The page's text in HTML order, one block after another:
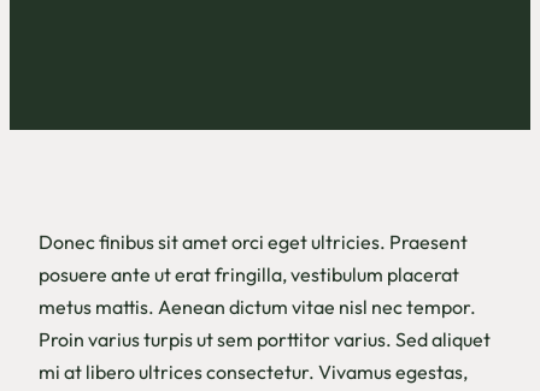
Donec finibus sit amet orci eget ultricies. Praesent
posuere ante ut erat fringilla, vestibulum placerat
metus mattis. Aenean dictum vitae nisl nec tempor.
Proin varius turpis ut sem porttitor varius. Sed aliquet
mi at libero ultrices consectetur. Vivamus egestas,